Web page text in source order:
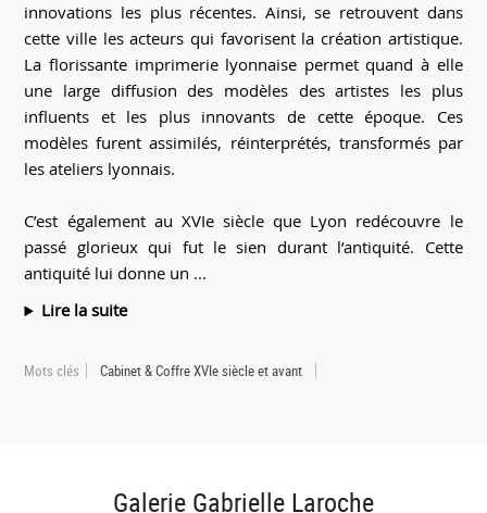
innovations les plus récentes. Ainsi, se retrouvent dans
cette ville les acteurs qui favorisent la création artistique.
La florissante imprimerie lyonnaise permet quand à elle
une large diffusion des modèles des artistes les plus
influents et les plus innovants de cette époque. Ces
modèles furent assimilés, réinterprétés, transformés par
les ateliers lyonnais.
C’est également au XVIe siècle que Lyon redécouvre le
passé glorieux qui fut le sien durant l’antiquité. Cette
antiquité lui donne un ...
Lire la suite
Mots clés Cabinet & Coffre XVIe siècle et avant
Galerie Gabrielle Laroche